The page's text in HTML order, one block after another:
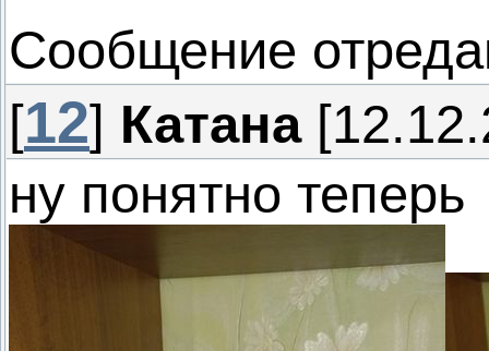
Сообщение
[12] Катана
ну понятно теперь